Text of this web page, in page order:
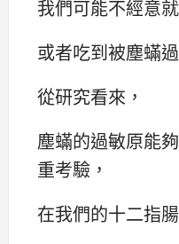
我們可能不經意
或者吃到被塵蟎
從研究看來，
塵蟎的過敏原能
重考驗，
在我們的十二指